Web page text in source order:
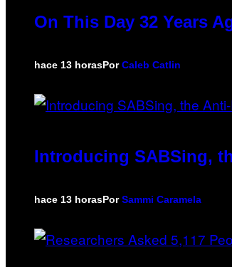
On This Day 32 Years
hace 13 horasPorCaleb Catlin
Introducing SABSing,
hace 13 horasPorSammi Caramela